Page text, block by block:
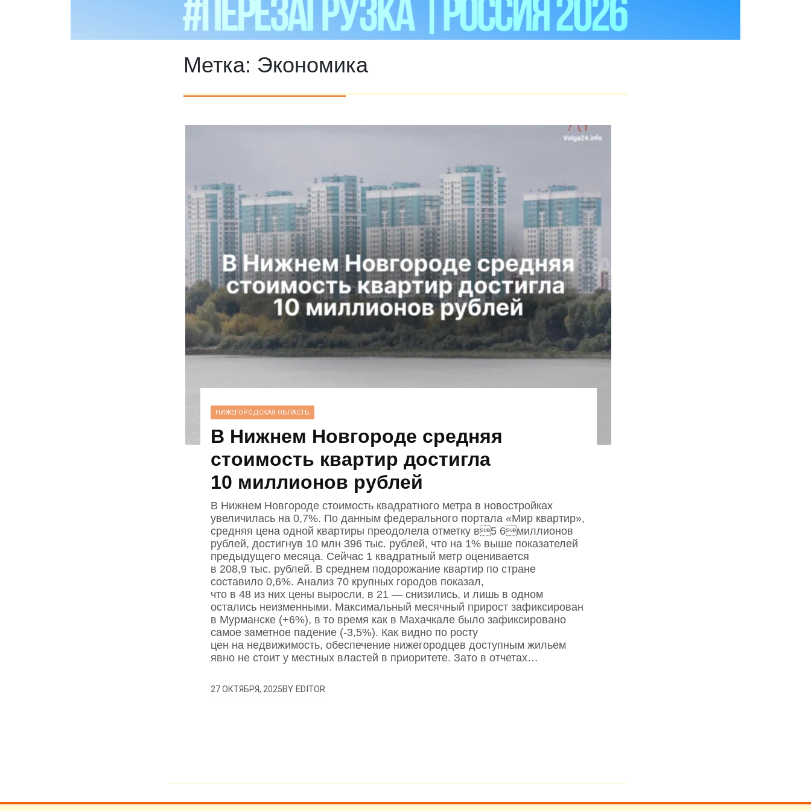
Метка: Экономика
НИЖЕГОРОДСКАЯ ОБЛАСТЬ
В Нижнем Новгороде средняя
стоимость квартир достигла
10 миллионов рублей
В Нижнем Новгороде стоимость квадратного метра в новостройках
увеличилась на 0,7%. По данным федерального портала «Мир квартир»,
средняя цена одной квартиры преодолела отметку в5 6миллионов
рублей, достигнув 10 млн 396 тыс. рублей, что на 1% выше показателей
предыдущего месяца. Сейчас 1 квадратный метр оценивается
в 208,9 тыс. рублей. В среднем подорожание квартир по стране
составило 0,6%. Анализ 70 крупных городов показал,
что в 48 из них цены выросли, в 21 — снизились, и лишь в одном
остались неизменными. Максимальный месячный прирост зафиксирован
в Мурманске (+6%), в то время как в Махачкале было зафиксировано
самое заметное падение (-3,5%). Как видно по росту
цен на недвижимость, обеспечение нижегородцев доступным жильем
явно не стоит у местных властей в приоритете. Зато в отчетах…
27 ОКТЯБРЯ, 2025BY EDITOR